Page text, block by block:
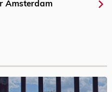
Amsterdam